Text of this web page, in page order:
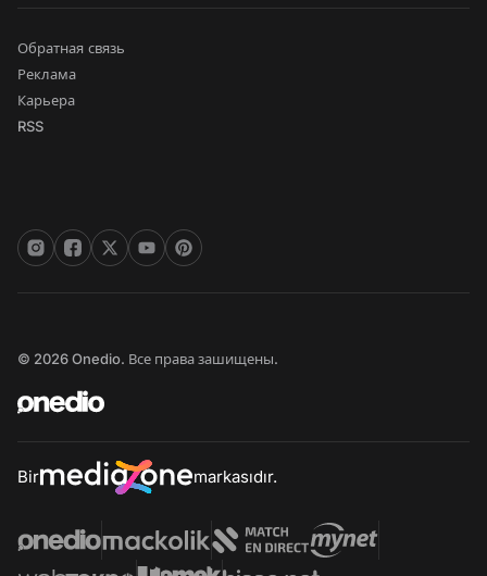
Обратная связь
Реклама
Карьера
RSS
© 2026 Onedio. Все права зашищены.
Bir markasıdır.